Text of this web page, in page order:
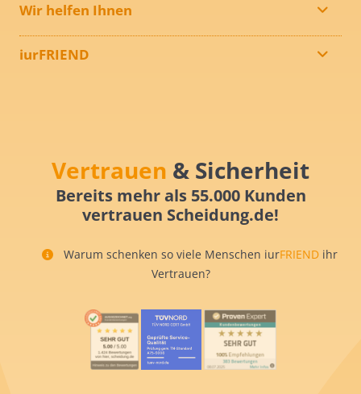
Wir helfen Ihnen
iurFRIEND
Vertrauen & Sicherheit
Bereits mehr als 55.000 Kunden
vertrauen Scheidung.de!
Warum schenken so viele Menschen iurFRIEND ihr
Vertrauen?